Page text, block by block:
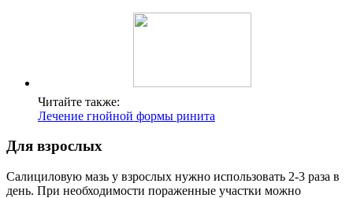
Читайте также:
Лечение гнойной формы ринита
Для взрослых
Салициловую мазь у взрослых нужно использовать 2-3 раза в
день. При необходимости пораженные участки можно